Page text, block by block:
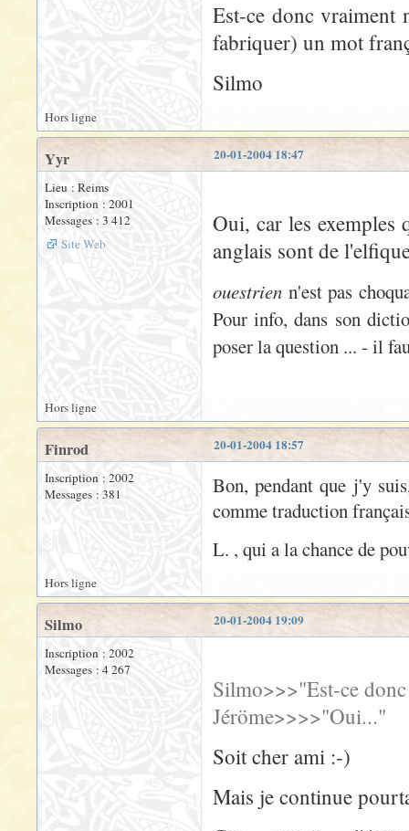
Est-ce donc vraiment
fabriquer) un mot
Silmo
Hors ligne
20-01-2004 18:47
Yyr
Lieu : Reims
Inscription : 2001
Messages : 3 412
Site Web
Oui, car les exemples
anglais sont de
ouestrien n'est pas
Pour info, dans son
poser la question ... - il
Hors ligne
20-01-2004 18:57
Finrod
Inscription : 2002
Messages : 381
Bon, pendant que j'y
comme traduction
L. , qui a la chance de
Hors ligne
20-01-2004 19:09
Silmo
Inscription : 2002
Messages : 4 267
Silmo>>>"Est-ce
Jéröme>>>>"Oui..."
Soit cher ami :-)
Mais je continue